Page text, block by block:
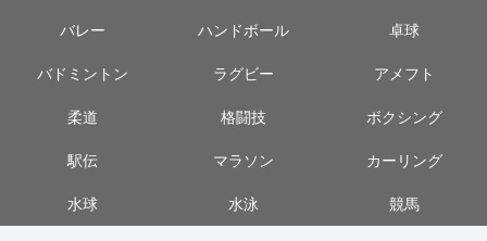
バレー ハンドボール 卓球
バドミントン ラグビー アメフト
柔道 格闘技 ボクシング
駅伝 マラソン カーリング
水球 水泳 競馬